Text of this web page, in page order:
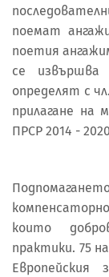
поемат
поетия
се извършва
определят с
прилагане на
ПРСР 2014 -
които
практики. 75